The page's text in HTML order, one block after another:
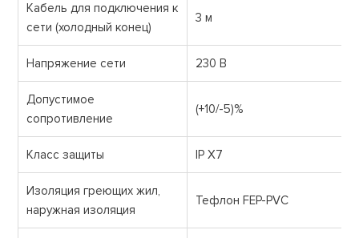
Кабель для подключения к
сети (холодный конец)
3 м
Напряжение сети 230 В
Допустимое
сопротивление
(+10/-5)%
Класс защиты IP X7
Изоляция греющих жил,
наружная изоляция
Тефлон FEP-PVC